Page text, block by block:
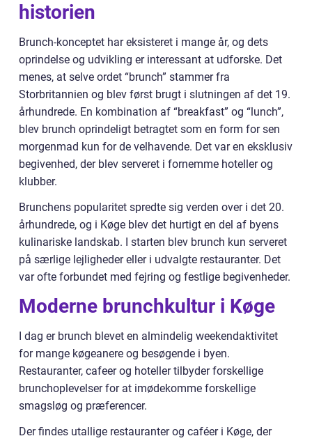
historien
Brunch-konceptet har eksisteret i mange år, og dets
oprindelse og udvikling er interessant at udforske. Det
menes, at selve ordet “brunch” stammer fra
Storbritannien og blev først brugt i slutningen af det 19.
århundrede. En kombination af “breakfast” og “lunch”,
blev brunch oprindeligt betragtet som en form for sen
morgenmad kun for de velhavende. Det var en eksklusiv
begivenhed, der blev serveret i fornemme hoteller og
klubber.
Brunchens popularitet spredte sig verden over i det 20.
århundrede, og i Køge blev det hurtigt en del af byens
kulinariske landskab. I starten blev brunch kun serveret
på særlige lejligheder eller i udvalgte restauranter. Det
var ofte forbundet med fejring og festlige begivenheder.
Moderne brunchkultur i Køge
I dag er brunch blevet en almindelig weekendaktivitet
for mange køgeanere og besøgende i byen.
Restauranter, cafeer og hoteller tilbyder forskellige
brunchoplevelser for at imødekomme forskellige
smagsløg og præferencer.
Der findes utallige restauranter og caféer i Køge, der